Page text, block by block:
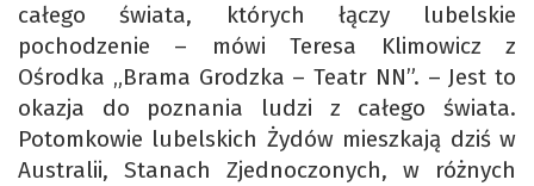
całego świata, których łączy lubelskie
pochodzenie – mówi Teresa Klimowicz z
Ośrodka „Brama Grodzka – Teatr NN”. – Jest to
okazja do poznania ludzi z całego świata.
Potomkowie lubelskich Żydów mieszkają dziś w
Australii, Stanach Zjednoczonych, w różnych